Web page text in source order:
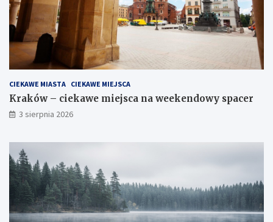
CIEKAWE MIASTA CIEKAWE MIEJSCA
Kraków – ciekawe miejsca na weekendowy spacer
3 sierpnia 2026